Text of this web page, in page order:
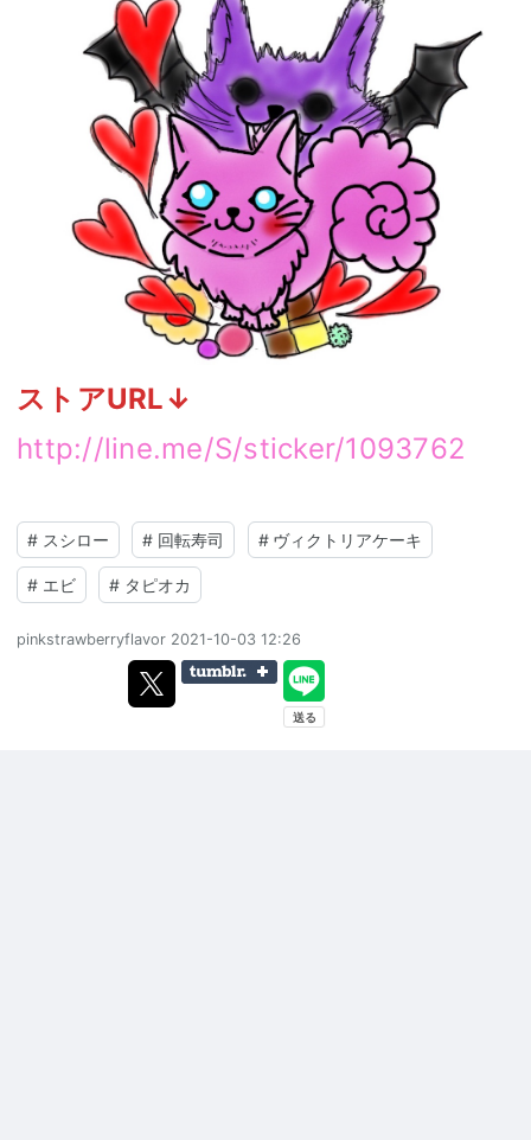
ストアURL↓
http://line.me/S/sticker/1093762
# スシロー # 回転寿司 # ヴィクトリアケーキ
# エビ # タピオカ
pinkstrawberryflavor 2021-10-03 12:26